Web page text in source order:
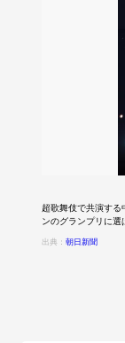
超歌舞伎で共演する
ンのグランプリに
出典：朝日新聞